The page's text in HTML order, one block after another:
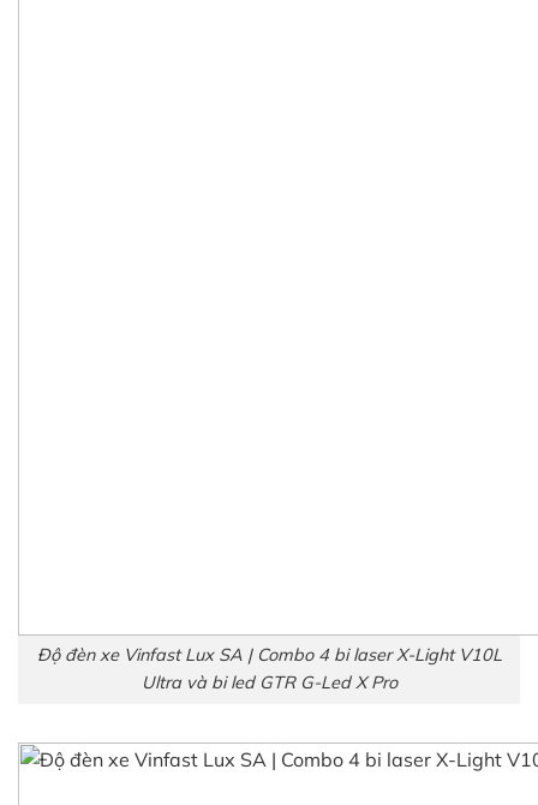
Độ đèn xe Vinfast Lux SA | Combo 4 bi laser X-Light V10L
Ultra và bi led GTR G-Led X Pro